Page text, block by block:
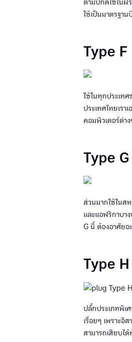
ตามปกติใช้ในฝ
ใช้เป็นมาตรฐา
Type F
ใช้ในทุกประเท
ประเทศไทยเรา
คอมพิวเตอร์ต่าง
Type G
ส่วนมากใช้ในส
และแอฟริกาบา
G นี้ ต้องอาศัยอ
Type H
ปลั๊กประเภทพิเ
เรื่อยๆ เพราะอิ
สามารถเสียบไ